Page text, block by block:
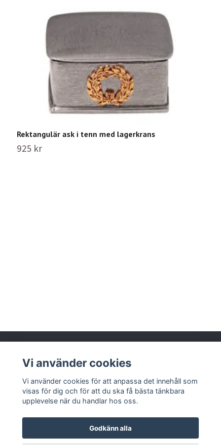
Rektangulär ask i tenn med lagerkrans
925 kr
Läs mer
Vi använder cookies
Vi använder cookies för att anpassa det innehåll som
visas för dig och för att du ska få bästa tänkbara
upplevelse när du handlar hos oss.
Godkänn alla